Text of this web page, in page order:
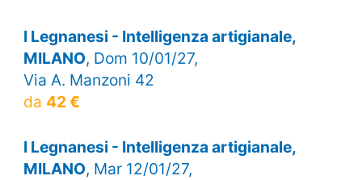
I Legnanesi - Intelligenza artigianale,
MILANO, Dom 10/01/27,
Via A. Manzoni 42
da 42 €
I Legnanesi - Intelligenza artigianale,
MILANO, Mar 12/01/27,